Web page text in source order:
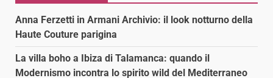
Anna Ferzetti in Armani Archivio: il look notturno della
Haute Couture parigina
La villa boho a Ibiza di Talamanca: quando il
Modernismo incontra lo spirito wild del Mediterraneo